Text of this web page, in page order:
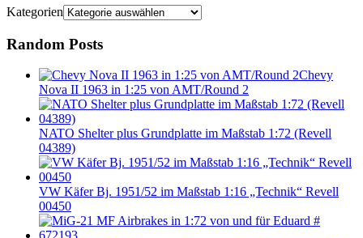
Kategorien
Random Posts
Chevy
Nova II 1963 in 1:25 von AMT/Round 2
NATO Shelter plus Grundplatte im Maßstab 1:72 (Revell
04389)
VW Käfer Bj. 1951/52 im Maßstab 1:16 „Technik“ Revell
00450